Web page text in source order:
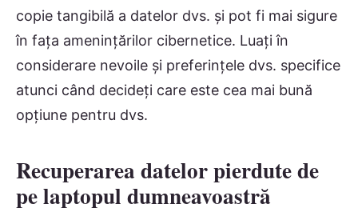
copie tangibilă a datelor dvs. și pot fi mai sigure
în fața amenințărilor cibernetice. Luați în
considerare nevoile și preferințele dvs. specifice
atunci când decideți care este cea mai bună
opțiune pentru dvs.
Recuperarea datelor pierdute de
pe laptopul dumneavoastră